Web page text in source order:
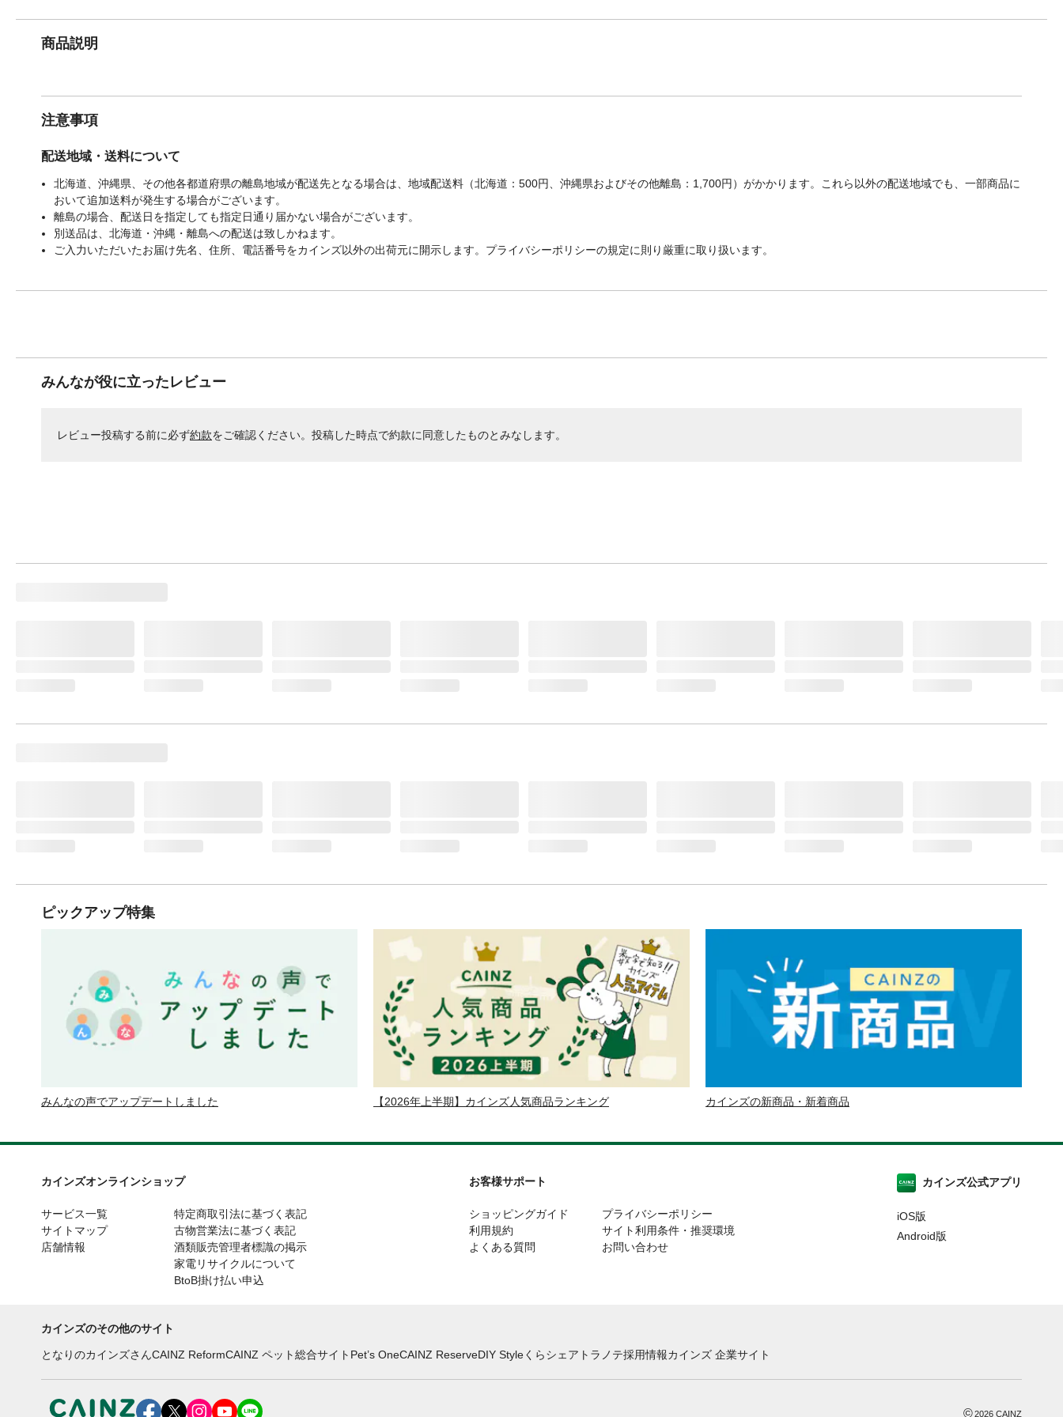
商品説明
注意事項
配送地域・送料について
北海道、沖縄県、その他各都道府県の離島地域が配送先となる場合は、地域配送料（北海道：500円、沖縄県およびその他離島：1,700円）がかかります。これら以外の配送地域でも、一部商品に
おいて追加送料が発生する場合がございます。
離島の場合、配送日を指定しても指定日通り届かない場合がございます。
別送品は、北海道・沖縄・離島への配送は致しかねます。
ご入力いただいたお届け先名、住所、電話番号をカインズ以外の出荷元に開示します。プライバシーポリシーの規定に則り厳重に取り扱います。
みんなが役に立ったレビュー
レビュー投稿する前に必ず約款をご確認ください。投稿した時点で約款に同意したものとみなします。
ピックアップ特集
みんなの声でアップデートしました 【2026年上半期】カインズ人気商品ランキング カインズの新商品・新着商品
カインズオンラインショップ
サービス一覧
サイトマップ
店舗情報
特定商取引法に基づく表記
古物営業法に基づく表記
酒類販売管理者標識の掲示
家電リサイクルについて
BtoB掛け払い申込
お客様サポート
ショッピングガイド
利用規約
よくある質問
プライバシーポリシー
サイト利用条件・推奨環境
お問い合わせ
カインズ公式アプリ
iOS版
Android版
カインズのその他のサイト
となりのカインズさんCAINZ ReformCAINZ ペット総合サイト Pet’s OneCAINZ ReserveDIY Styleくらシェア トラノテ採用情報カインズ 企業サイト
©2026 CAINZ